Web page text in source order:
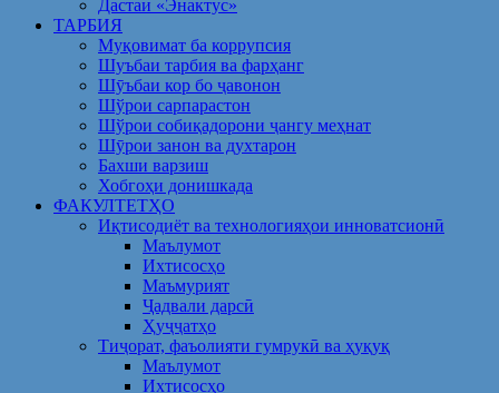
Дастаи «Энактус»
ТАРБИЯ
Муқовимат ба коррупсия
Шуъбаи тарбия ва фарҳанг
Шӯъбаи кор бо ҷавонон
Шўрои сарпарастон
Шўрои собиқадорони ҷангу меҳнат
Шӯрои занон ва духтарон
Бахши варзиш
Хобгоҳи донишкада
ФАКУЛТЕТҲО
Иқтисодиёт ва технологияҳои инноватсионӣ
Маълумот
Ихтисосҳо
Маъмурият
Ҷадвали дарсӣ
Ҳуҷҷатҳо
Тиҷорат, фаъолияти гумрукӣ ва ҳуқуқ
Маълумот
Ихтисосҳо